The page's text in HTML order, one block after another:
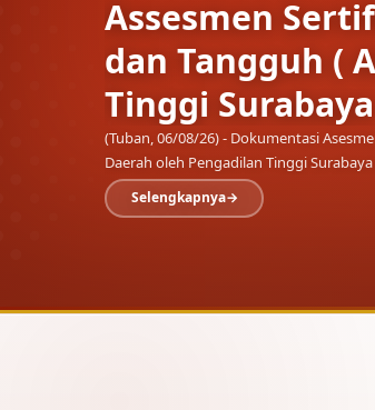
Assesmen
dan Tangguh (
Tinggi Surabaya
(Tuban, 06/08/26) - Dokumentasi
Daerah oleh Pengadilan Tinggi
Selengkapnya